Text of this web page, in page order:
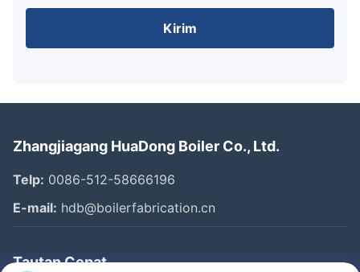
Kirim
Zhangjiagang HuaDong Boiler Co., Ltd.
Telp: 0086-512-58666196
E-mail: hdb@boilerfabrication.cn
Tautan Cepat